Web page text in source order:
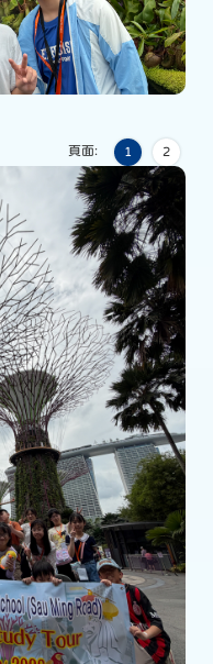
頁面: 1 2